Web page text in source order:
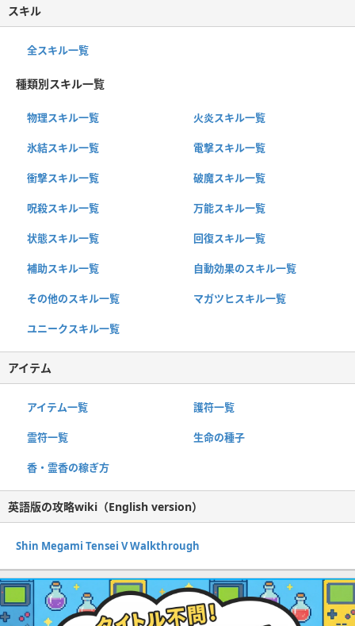
スキル
全スキル一覧
種類別スキル一覧
物理スキル一覧 火炎スキル一覧
氷結スキル一覧 電撃スキル一覧
衝撃スキル一覧 破魔スキル一覧
呪殺スキル一覧 万能スキル一覧
状態スキル一覧 回復スキル一覧
補助スキル一覧 自動効果のスキル一覧
その他のスキル一覧 マガツヒスキル一覧
ユニークスキル一覧
アイテム
アイテム一覧 護符一覧
霊符一覧 生命の種子
香・霊香の稼ぎ方
英語版の攻略wiki（English version）
Shin Megami Tensei V Walkthrough